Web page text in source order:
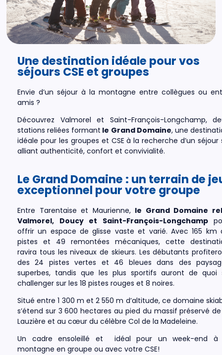
Une destination idéale pour vos
séjours CSE et groupes
Envie d’un séjour à la montagne entre collègues ou
amis ?
Découvrez Valmorel et Saint-François-Longchamp,
stations reliées formant le Grand Domaine, une
idéale pour les groupes et CSE à la recherche d’un séjour
alliant authenticité, confort et convivialité.
Le Grand Domaine : un terrain de
exceptionnel pour votre groupe
Entre Tarentaise et Maurienne, le Grand Domaine
Valmorel, Doucy et Saint-François-Longchamp
offrir un espace de glisse vaste et varié. Avec 165 km
pistes et 49 remontées mécaniques, cette
ravira tous les niveaux de skieurs. Les débutants
des 24 pistes vertes et 46 bleues dans des
superbes, tandis que les plus sportifs auront de quoi
challenger sur les 18 pistes rouges et 8 noires.
Situé entre 1 300 m et 2 550 m d’altitude, ce domaine
s’étend sur 3 600 hectares au pied du massif préservé
Lauzière et au cœur du célèbre Col de la Madeleine.
Un cadre ensoleillé et idéal pour un week-end à
montagne en groupe ou avec votre CSE!